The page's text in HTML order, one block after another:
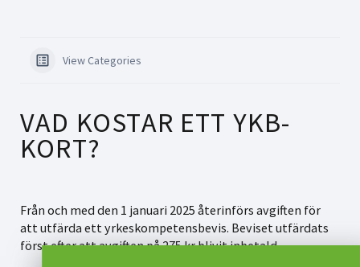
View Categories
VAD KOSTAR ETT YKB-
KORT?
Från och med den 1 januari 2025 återinförs avgiften för
att utfärda ett yrkeskompetensbevis. Beviset utfärdats
först efter att avgiften på 275 kr blivit inbetald.